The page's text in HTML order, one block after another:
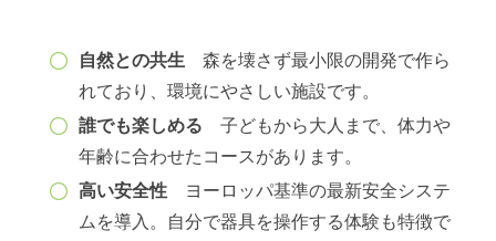
自然との共生 森を壊さず最小限の開発で作ら
れており、環境にやさしい施設です。
誰でも楽しめる 子どもから大人まで、体力や
年齢に合わせたコースがあります。
高い安全性ヨーロッパ基準の最新安全システ
ムを導入。自分で器具を操作する体験も特徴で